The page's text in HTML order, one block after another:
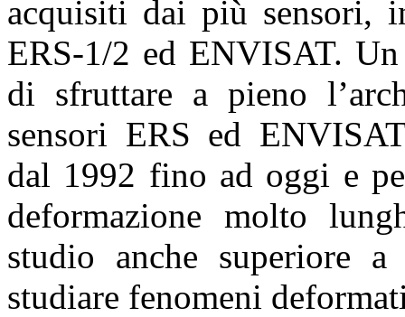
acquisiti dai più sensori,
ERS-1/2 ed ENVISAT.
di sfruttare a pieno
sensori ERS ed
dal 1992 fino ad oggi e
deformazione molto
studio anche superiore
studiare fenomeni